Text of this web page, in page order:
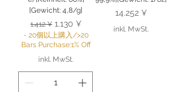
[Gewicht: 4,8/g]
Standardpreis
1.412 ¥ Sale-Preis
1.130 ¥
- 20個以上購入/>20
Bars Purchase:1% Off
inkl. MwSt.
Preis
14.252 ¥
inkl. MwSt.